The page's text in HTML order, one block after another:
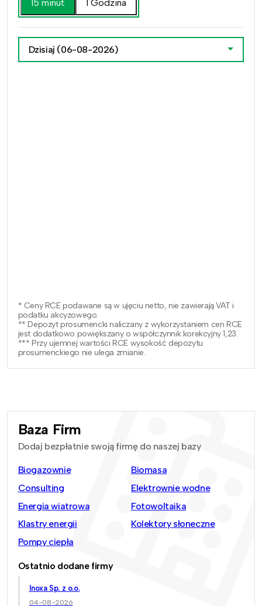
15 minut 1 Godzina
Dzisiaj (06-08-2026)
* Ceny RCE podawane są w ujęciu netto, nie zawierają VAT i
podatku akcyzowego.
** Depozyt prosumencki naliczany z wykorzystaniem cen RCE
jest dodatkowo powiększany o współczynnik korekcyjny 1,23.
*** Przy ujemnej wartości RCE wysokość depozytu
prosumenckiego nie ulega zmianie.
Baza Firm
Dodaj bezpłatnie swoją firmę do naszej bazy
Biogazownie
Biomasa
Consulting
Elektrownie wodne
Energia wiatrowa
Fotowoltaika
Klastry energii
Kolektory słoneczne
Pompy ciepła
Ostatnio dodane firmy
Inoxa Sp. z o.o.
04-08-2026